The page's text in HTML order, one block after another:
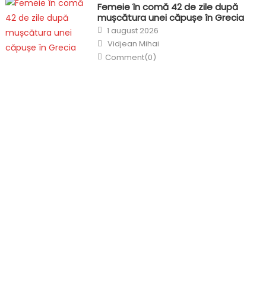
Femeie în comă 42 de zile după
mușcătura unei căpușe în Grecia
Posted
on
1 august 2026
Author
Vidjean Mihai
Comment(0)